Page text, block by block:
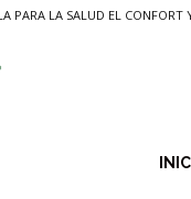
PARA LA SALUD EL